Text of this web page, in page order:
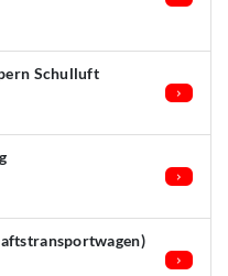
Schulluft